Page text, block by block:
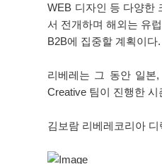
WEB 디자인 등 다양한
서 전개하며 해외는 유
B2B에 집중할 계획이다.
리베레는 그 동안 일본
Creative 팀이 진행한
김보람 리베레코리아